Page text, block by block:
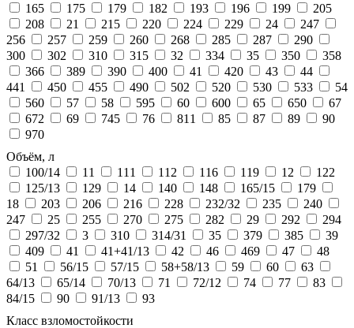
165
175 179 182 193 196 199
205
208
21 215 220 224 229 24
247
256
257 259 260 268 285 287
290
300
302 310 315 32 334 35 350
358
366
389 390 400 41 420 43
44
441
450 455 490 502 520 530 533
54
560
57 58 595 60 600 65 650
67
672
69 745 76 811 85 87 89
90
970
Объём, л
100/14
11 111 112 116 119 12
122
125/13
129 14 140 148 165/15
179
18
203 206 216 228 232/32 235
240
247
25 255 270 275 282 29 292
294
297/32
3 310 314/31 35 379 385
39
409
41 41+41/13 42 46 469 47
48
51
56/15 57/15 58+58/13 59 60
63
64/13
65/14 70/13 71 72/12 74 77
83
84/15
90 91/13
93
Класс взломостойкости